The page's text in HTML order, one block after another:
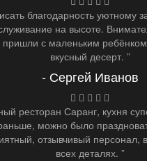
благодарность уютному
на высоте.
пришли с маленьким
вкусный десерт. ”
- Сергей Иванов
ресторан Саранг, кухня
можно было
отзывчивый персонал,
всех деталях. ”